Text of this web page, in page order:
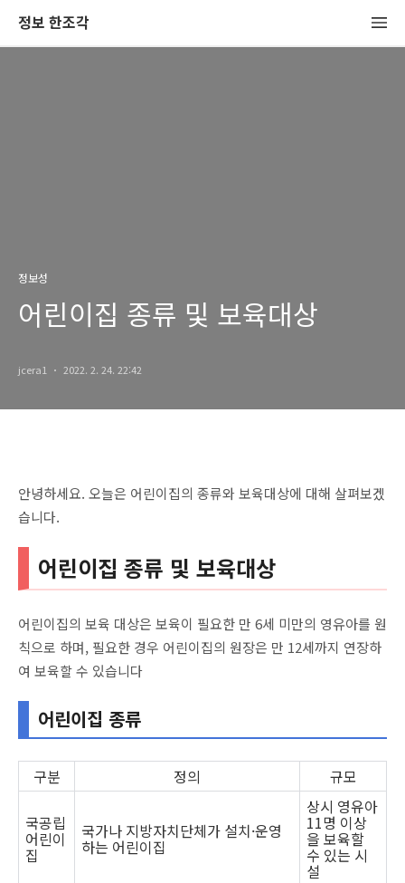
정보 한조각
정보성
어린이집 종류 및 보육대상
jcera1 2022. 2. 24. 22:42
안녕하세요. 오늘은 어린이집의 종류와 보육대상에 대해 살펴보겠
습니다.
어린이집 종류 및 보육대상
어린이집의 보육 대상은 보육이 필요한 만 6세 미만의 영유아를 원
칙으로 하며, 필요한 경우 어린이집의 원장은 만 12세까지 연장하
여 보육할 수 있습니다
어린이집 종류
구분 정의 규모
국공립
어린이
집
국가나 지방자치단체가 설치·운영
하는 어린이집
상시 영유아
11명 이상
을 보육할
수 있는 시
설